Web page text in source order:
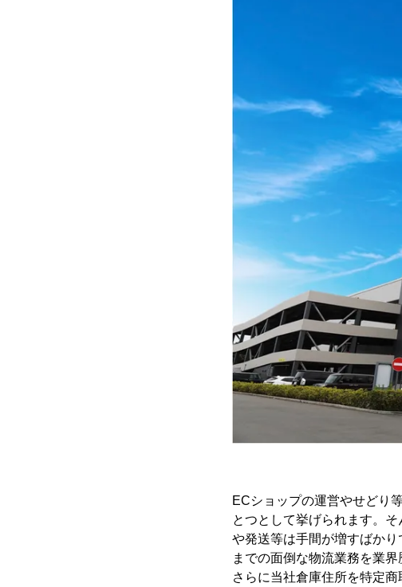
ECショップの運営やせどり
とつとして挙げられます。
や発送等は手間が増すばか
までの面倒な物流業務を業
さらに当社倉庫住所を特定